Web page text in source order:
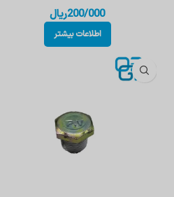
200/000ریال
اطلاعات بیشتر